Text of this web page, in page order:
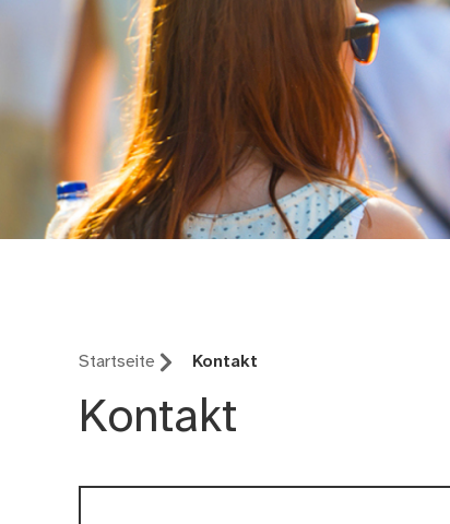
Startseite Kontakt
Kontakt